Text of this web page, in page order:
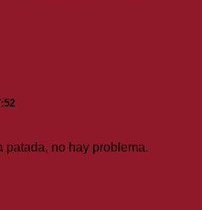
patada, no hay problema.